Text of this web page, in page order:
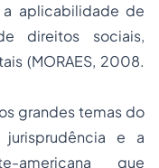
aplicabilidade de
direitos sociais,
(MORAES, 2008.
grandes temas do
e a
americana que